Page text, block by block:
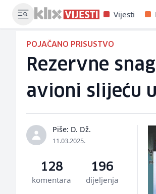
Vijesti
POJAČANO PRISUSTVO
Rezervne
avioni slijeću
Piše: D. Dž.
11.03.2025.
128
komentara
196
dijeljenja